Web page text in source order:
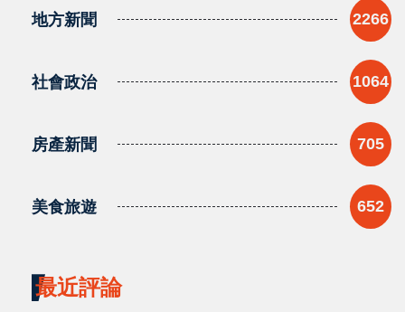
地方新聞 2266
社會政治 1064
房產新聞 705
美食旅遊 652
最近評論